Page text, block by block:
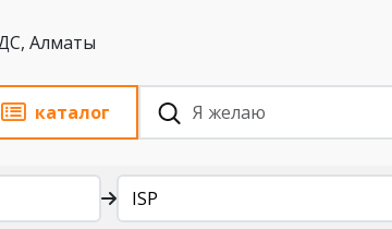
KZT, с НДС, Алматы
каталог
ISP